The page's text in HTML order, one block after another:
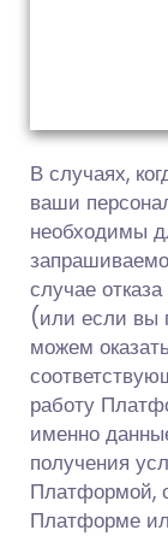
В случаях,
ваши
необходимы
случае
(или если вы
можем
работу
именно
получения
Платформой,
Платформе